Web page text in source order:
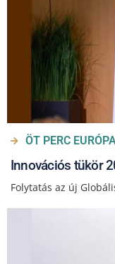
ÖT PERC
Innovációs tükör
Folytatás az új